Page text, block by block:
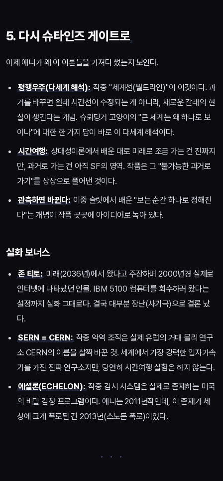
5. 다시 슈타인즈 게이트로
이제 애니가 왜 이 이론들을 가져다 썼는지 보인다.
평행우주(다세계 해석):작중 "세계선(월드라인)"이 이것이다. 과
거를 바꾸면 원래 시간선이 수정되는 게 아니라, 새로운 갈래의 현
실이 생긴다는 개념. 슈뢰딩거 고양이의 "큰 세계는 왜 하나로 보
이나"에 대한 한 가지 답이 바로 이 다세계 해석이다.
시간여행: 상대성이론에서 배운 대로 미래로 조금 가는 건 진짜지
만, 과거로 가는 건 아직 SF의 영역. 작품은 그 "불가능한 과거로
가기"를 상상으로 풀어낸 것이다.
관측하면 바뀐다: 이중 슬릿에서 배운 "보는 순간 하나로 정해진
다"는 개념이 작품 곳곳에 아이디어로 녹아 있다.
실화 보너스
존 티토: 미래(2036년)에서 왔다고 주장하며 2000년경 실제로
인터넷에 나타났던 인물. IBM 5100 컴퓨터를 회수하러 왔다는
설정까지 실화 그대로다. 결국 대부분 장난(사기극)으로 결론 났
다.
SERN = CERN:작중 악역 조직은 실제 유럽의 거대 물리 연구
소 CERN의 이름을 살짝 바꾼 것. 세계에서 가장 강력한 입자가속
기를 가진 진짜 연구소지만, 당연히 시간여행 실험은 하지 않는다.
에셜론(ECHELON):작중 감시 시스템은 실제로 존재하는 미국
의 비밀 감청 프로그램이다. 애니는 2011년작인데, 이 존재가 세
상에 크게 폭로된 건 2013년(스노든 폭로)이었다.